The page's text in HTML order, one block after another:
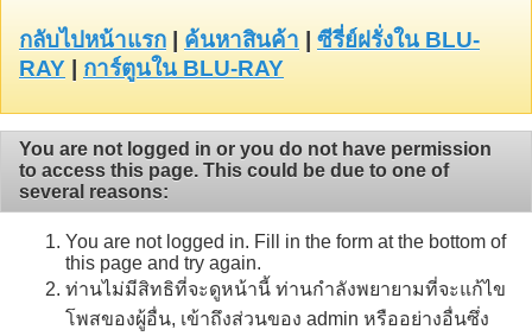
กลับไปหน้าแรก ค้นหาสินค้า
ซีรี่ย์ฝรั่งใน BLU-
RAY
การ์ตูนใน BLU-RAY
You are not logged in or you do not have permission
to access this page. This could be due to one of
several reasons:
You are not logged in. Fill in the form at the bottom of
this page and try again.
ท่านไม่มีสิทธิที่จะดูหน้านี้ ท่านกำลังพยายามที่จะแก้ไข
โพสของผู้อื่น, เข้าถึงส่วนของ admin หรืออย่างอื่นซึ่ง